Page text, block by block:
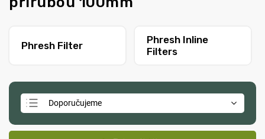
Phresh Filter
Phresh Inline
Filters
Doporučujeme